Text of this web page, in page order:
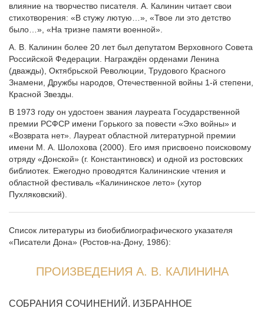
влияние на творчество писателя. А. Калинин читает свои
стихотворения: «В стужу лютую…», «Твое ли это детство
было…», «На тризне памяти военной».
А. В. Калинин более 20 лет был депутатом Верховного Совета
Российской Федерации. Награждён орденами Ленина
(дважды), Октябрьской Революции, Трудового Красного
Знамени, Дружбы народов, Отечественной войны 1‑й степени,
Красной Звезды.
В 1973 году он удостоен звания лауреата Государственной
пре­мии РСФСР имени Горького за повести «Эхо войны» и
«Воз­врата нет». Лауреат областной литературной премии
имени М. А. Шолохова (2000). Его имя присвоено поисковому
отряду «Донской» (г. Константиновск) и одной из ростовских
библиотек. Ежегодно проводятся Калининские чтения и
областной фестиваль «Калининское лето» (хутор
Пухляковский).
Список литературы из биобиблиографического указателя
«Писатели Дона» (Ростов-на-Дону, 1986):
ПРОИЗВЕДЕНИЯ А. В. КАЛИНИНА
СОБРАНИЯ СОЧИНЕНИЙ. ИЗБРАННОЕ